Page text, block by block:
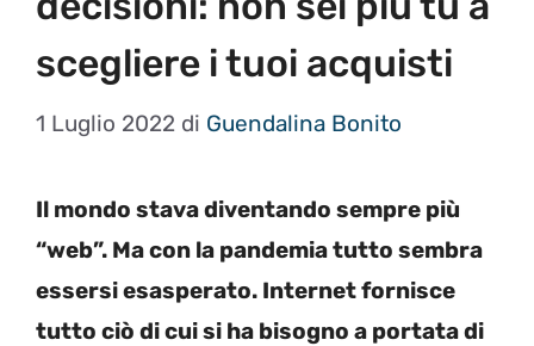
scegliere i tuoi acquisti
1 Luglio 2022 di Guendalina Bonito
Il mondo stava diventando sempre più
“web”. Ma con la pandemia tutto sembra
essersi esasperato. Internet fornisce
tutto ciò di cui si ha bisogno a portata di